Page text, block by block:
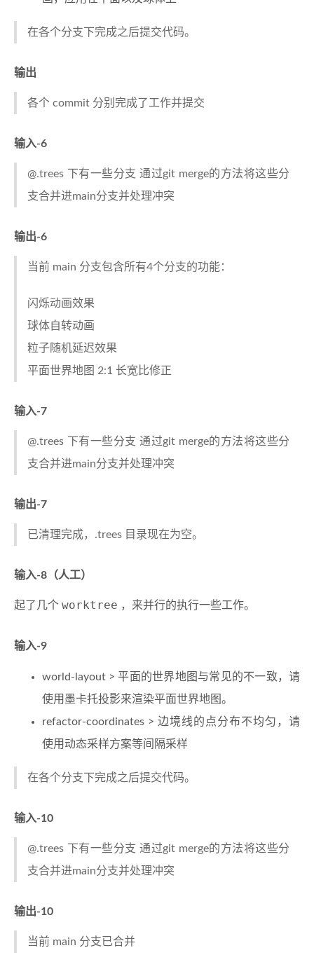
在各个分支下完成之后提交代码。
输出
各个 commit 分别完成了工作并提交
输入-6
@.trees 下有一些分支 通过git merge的方法将这些分
支合并进main分支并处理冲突
输出-6
当前 main 分支包含所有4个分支的功能：
闪烁动画效果
球体自转动画
粒子随机延迟效果
平面世界地图 2:1 长宽比修正
输入-7
@.trees 下有一些分支 通过git merge的方法将这些分
支合并进main分支并处理冲突
输出-7
已清理完成，.trees 目录现在为空。
输入-8（人工）
起了几个 worktree ，来并行的执行一些工作。
输入-9
world-layout > 平面的世界地图与常见的不一致，请
使用墨卡托投影来渲染平面世界地图。
refactor-coordinates > 边境线的点分布不均匀，请
使用动态采样方案等间隔采样
在各个分支下完成之后提交代码。
输入-10
@.trees 下有一些分支 通过git merge的方法将这些分
支合并进main分支并处理冲突
输出-10
当前 main 分支已合并